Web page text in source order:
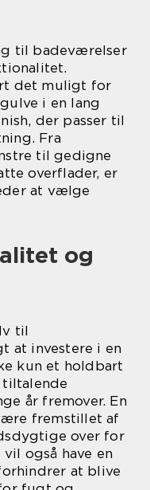
til badeværelser
det muligt for
i en lang
der passer til
Fra
til gedigne
overflader, er
at vælge
og
til
at investere i en
kun et holdbart
år fremover. En
fremstillet af
over for
også have en
at blive